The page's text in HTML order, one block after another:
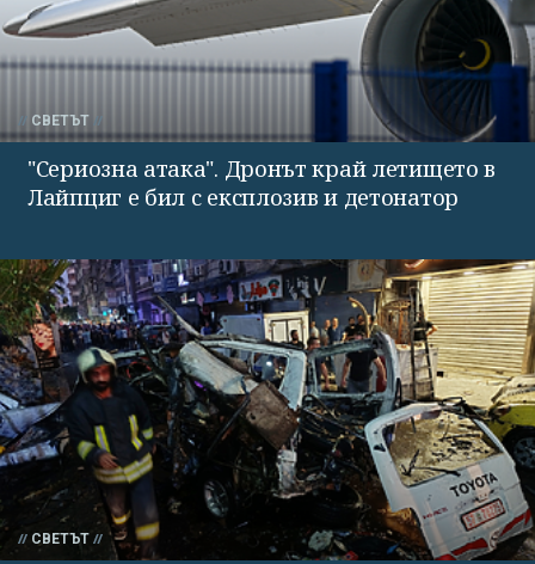
СВЕТЪТ
"Сериозна атака". Дронът край летището в
Лайпциг е бил с експлозив и детонатор
СВЕТЪТ